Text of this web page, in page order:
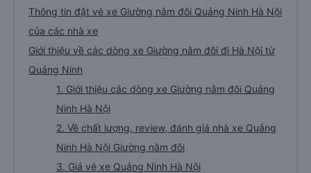
Thông tin đặt vé xe Giường nằm đôi Quảng Ninh Hà Nội
của các nhà xe
Giới thiệu về các dòng xe Giường nằm đôi đi Hà Nội từ
Quảng Ninh
1. Giới thiệu các dòng xe Giường nằm đôi Quảng
Ninh Hà Nội
2. Về chất lượng, review, đánh giá nhà xe Quảng
Ninh Hà Nội Giường nằm đôi
3. Giá vé xe Quảng Ninh Hà Nội